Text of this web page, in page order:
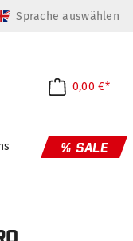
Sprache auswählen
0,00 €*
% SALE